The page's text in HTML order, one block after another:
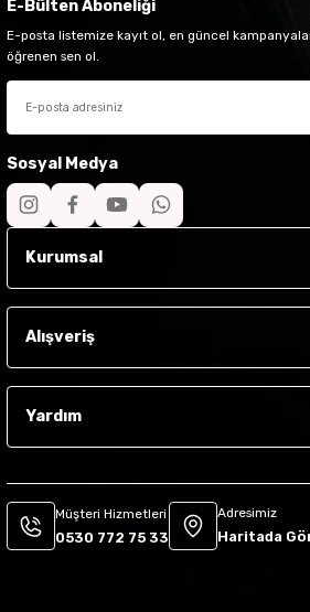
E-Bülten Aboneliği
E-posta listemize kayıt ol, en güncel
öğrenen sen ol.
Sosyal Medya
Kurumsal
Alışveriş
Yardım
Müşteri Hizmetleri
0530 772 75 33
Adresimiz
Haritada